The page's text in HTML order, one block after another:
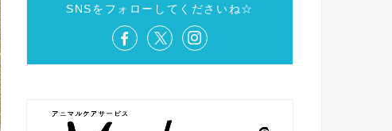
SNSをフォローしてくださいね☆